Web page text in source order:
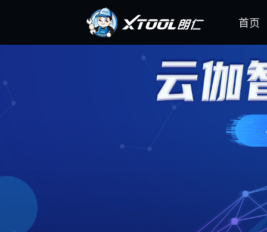
首页
汽油车智能诊断系列(+4) 柴油车智能